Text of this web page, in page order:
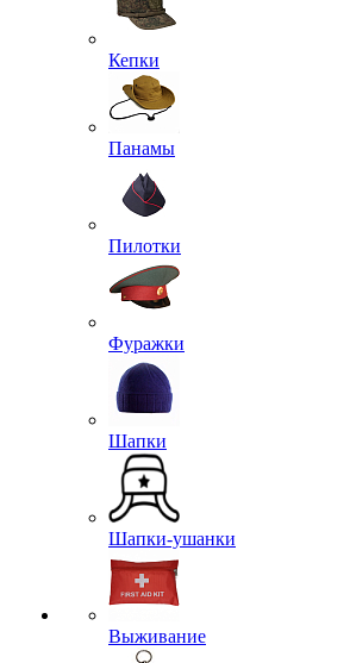
Кепки
Панамы
Пилотки
Фуражки
Шапки
Шапки-ушанки
Выживание